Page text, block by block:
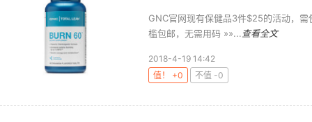
GNC官网现有保健品3件$25的活动，
槛包邮，无需用码 »»... 查看全文
2018-4-19 14:42
值！ +0
不值 -0